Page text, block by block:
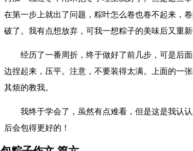
在第一步上就出了问题，粽叶怎么卷也卷不起来，
破了。我有点想放弃，可我一想粽子的美味后又重新
经历了一番周折，终于做好了前几步，可是后
边捏起来，压平。注意，不要装得太满。上面的一
其烦的教我。
我终于学会了，虽然有点难看，但是这是我认
后会包得更好的！